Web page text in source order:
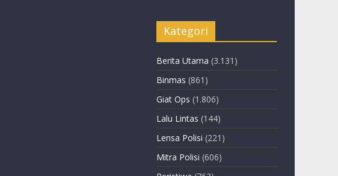
Kategori
Berita Utama (3.131)
Binmas (861)
Giat Ops (1.806)
Lalu Lintas (144)
Lensa Polisi (221)
Mitra Polisi (606)